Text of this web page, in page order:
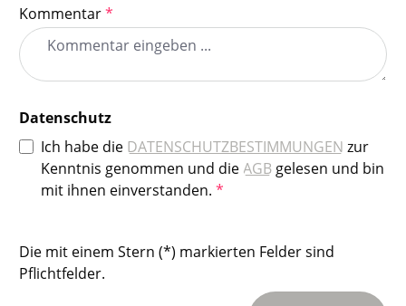
Kommentar*
Datenschutz
Ich habe die DATENSCHUTZBESTIMMUNGEN zur
Kenntnis genommen und die AGB gelesen und bin
mit ihnen einverstanden. *
Die mit einem Stern (*) markierten Felder sind
Pflichtfelder.